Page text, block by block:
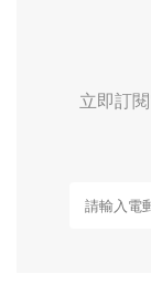
立即訂